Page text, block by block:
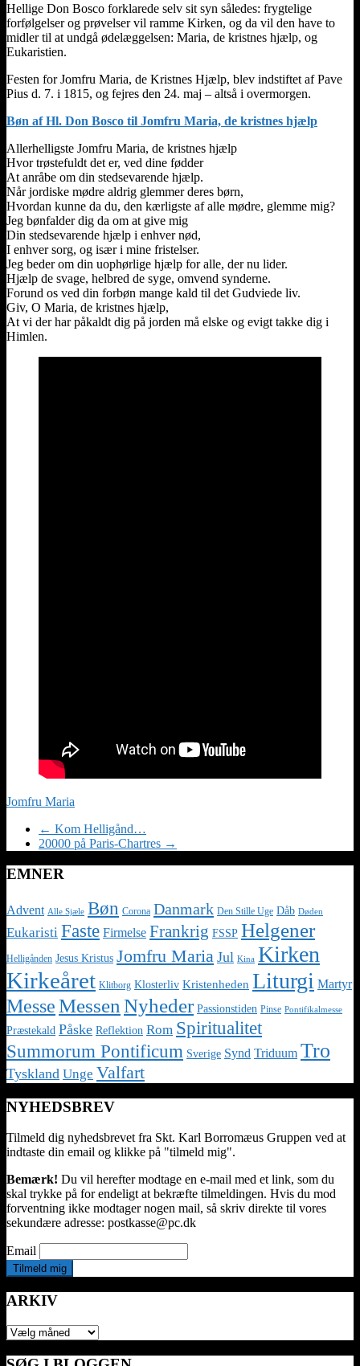
Hellige Don Bosco forklarede selv sit syn således: frygtelige
forfølgelser og prøvelser vil ramme Kirken, og da vil den have to
midler til at undgå ødelæggelsen: Maria, de kristnes hjælp, og
Eukaristien.
Festen for Jomfru Maria, de Kristnes Hjælp, blev indstiftet af Pave
Pius d. 7. i 1815, og fejres den 24. maj – altså i overmorgen.
Bøn af Hl. Don Bosco til Jomfru Maria, de kristnes hjælp
Allerhelligste Jomfru Maria, de kristnes hjælp
Hvor trøstefuldt det er, ved dine fødder
At anråbe om din stedsevarende hjælp.
Når jordiske mødre aldrig glemmer deres børn,
Hvordan kunne da du, den kærligste af alle mødre, glemme mig?
Jeg bønfalder dig da om at give mig
Din stedsevarende hjælp i enhver nød,
I enhver sorg, og især i mine fristelser.
Jeg beder om din uophørlige hjælp for alle, der nu lider.
Hjælp de svage, helbred de syge, omvend synderne.
Forund os ved din forbøn mange kald til det Gudviede liv.
Giv, O Maria, de kristnes hjælp,
At vi der har påkaldt dig på jorden må elske og evigt takke dig i
Himlen.
Jomfru Maria
← Kom Helligånd…
20000 på Paris-Chartres →
EMNER
Advent Alle Sjæle Bøn Corona Danmark Den Stille Uge Dåb Døden
Eukaristi Faste Firmelse Frankrig FSSP Helgener
Helligånden Jesus Kristus Jomfru Maria Jul Kina Kirken
Kirkeåret Klitborg Klosterliv Kristenheden Liturgi Martyr
MesseMessen Nyheder Passionstiden Pinse Pontifikalmesse
Præstekald Påske Reflektion Rom Spiritualitet
Summorum Pontificum Sverige Synd Triduum Tro
Tyskland Unge Valfart
NYHEDSBREV
Tilmeld dig nyhedsbrevet fra Skt. Karl Borromæus Gruppen ved at
indtaste din email og klikke på "tilmeld mig".
Bemærk! Du vil herefter modtage en e-mail med et link, som du
skal trykke på for endeligt at bekræfte tilmeldingen. Hvis du mod
forventning ikke modtager nogen mail, så skriv direkte til vores
sekundære adresse: postkasse@pc.dk
Email
ARKIV
ARKIV